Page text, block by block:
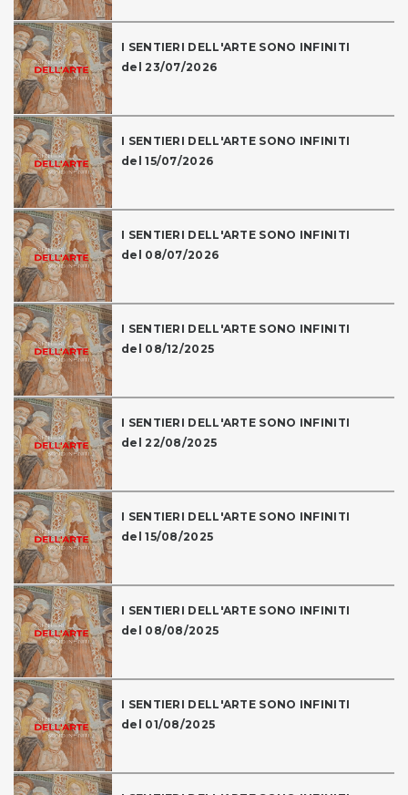
I SENTIERI DELL'ARTE SONO INFINITI
del 23/07/2026
I SENTIERI DELL'ARTE SONO INFINITI
del 15/07/2026
I SENTIERI DELL'ARTE SONO INFINITI
del 08/07/2026
I SENTIERI DELL'ARTE SONO INFINITI
del 08/12/2025
I SENTIERI DELL'ARTE SONO INFINITI
del 22/08/2025
I SENTIERI DELL'ARTE SONO INFINITI
del 15/08/2025
I SENTIERI DELL'ARTE SONO INFINITI
del 08/08/2025
I SENTIERI DELL'ARTE SONO INFINITI
del 01/08/2025